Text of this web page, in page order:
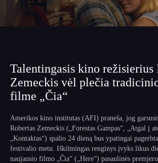
Talentingasis kino režisierius
Zemeckis vėl plečia
filme „Čia“
Amerikos kino institutas (AFI) praneša, jog
Robertas Zemeckis („Forestas Gampas“, „Atgal į
„Kontaktas“) spalio 24 dieną bus ypatingai
festivalio metu. Iškilmingas renginys įvyks likus
naujausio filmo „Čia“ („Here“) pasaulinės